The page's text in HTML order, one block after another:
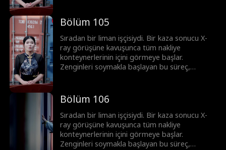
imparatorluğunu adım adım inşa ediyor. Bu
sadece şans değil; üstün görüş yeteneği ve
cesaretle yazılmış, sıfırdan zirveye uzanan bir
başarı öyküsü.
Bölüm 105
Sıradan bir liman işçisiydi. Bir kaza sonucu X-
ray görüşüne kavuşunca tüm nakliye
konteynerlerinin içini görmeye başlar.
Zenginleri soymakla başlayan bu süreç,
imparatorluğunu adım adım inşa ediyor. Bu
sadece şans değil; üstün görüş yeteneği ve
cesaretle yazılmış, sıfırdan zirveye uzanan bir
başarı öyküsü.
Bölüm 106
Sıradan bir liman işçisiydi. Bir kaza sonucu X-
ray görüşüne kavuşunca tüm nakliye
konteynerlerinin içini görmeye başlar.
Zenginleri soymakla başlayan bu süreç,